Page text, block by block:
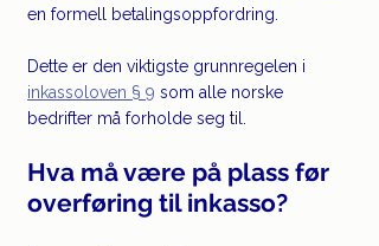
en formell betalingsoppfordring.
Dette er den viktigste grunnregelen i
inkassoloven § 9 som alle norske
bedrifter må forholde seg til.
Hva må være på plass før
overføring til inkasso?